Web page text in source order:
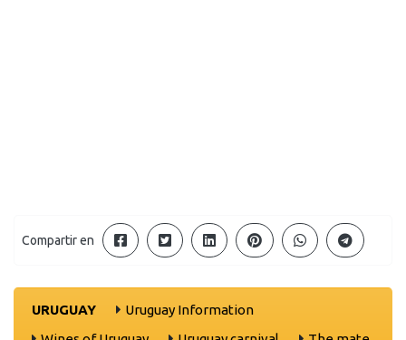
Compartir en
URUGUAY
Uruguay Information